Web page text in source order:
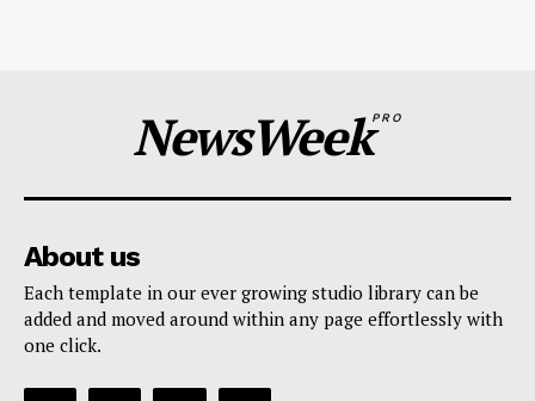
NewsWeekPRO
About us
Each template in our ever growing studio library can be
added and moved around within any page effortlessly with
one click.